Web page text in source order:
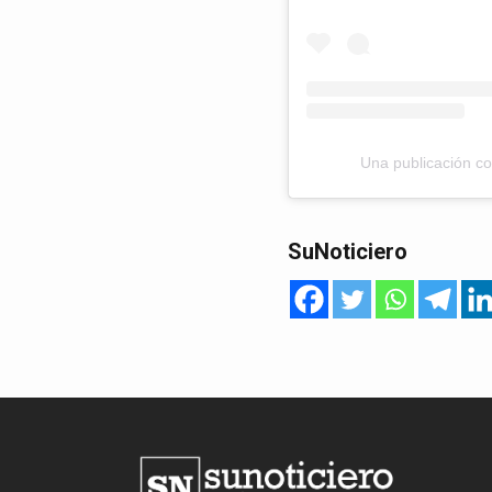
Una publicación
SuNoticiero